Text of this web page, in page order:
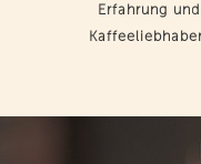
Erfahrung